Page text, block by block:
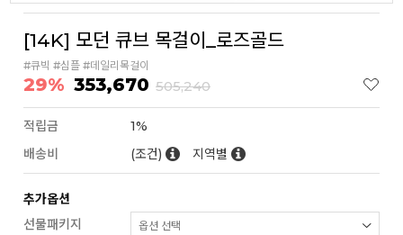
[14K] 모던 큐브 목걸이_로즈골드
#큐빅 #심플 #데일리목걸이
29% 353,670 505,240
적립금
1%
배송비
(조건) 지역별
추가옵션
선물패키지